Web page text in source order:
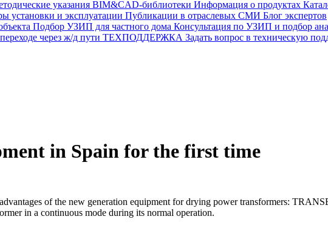
указания BIM&CAD-библиотеки Информация о продуктах
установки и эксплуатации Публикации в отраслевых СМИ Блог экспертов
Подбор УЗИП для частного дома Консультация по УЗИП и подбор
через ж/д пути ТЕХПОДДЕРЖКА Задать вопрос в техническую
in Spain for the first time
of the new generation equipment for drying power transformers:
in a continuous mode during its normal operation.